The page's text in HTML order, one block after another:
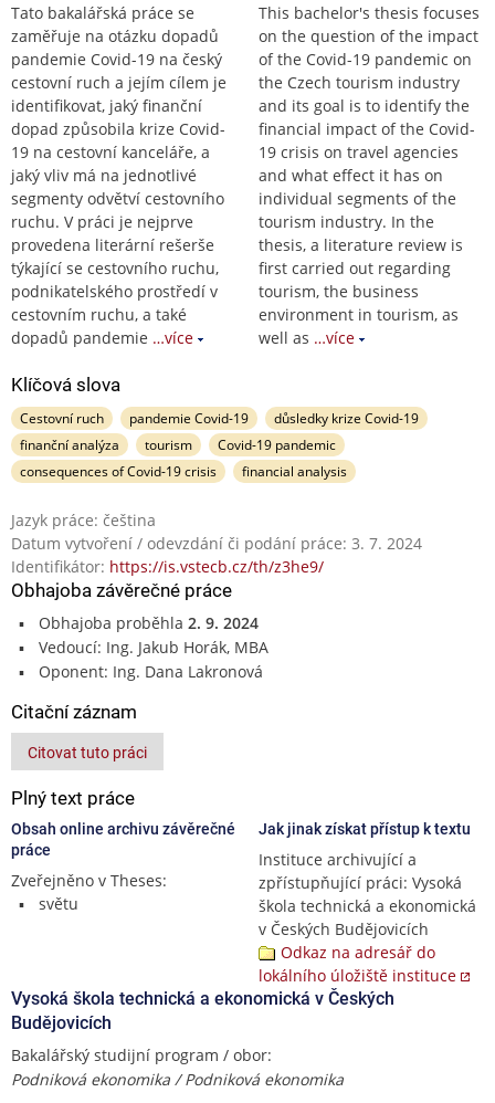
Tato bakalářská práce se
zaměřuje na otázku dopadů
pandemie Covid-19 na český
cestovní ruch a jejím cílem je
identifikovat, jaký finanční
dopad způsobila krize Covid-
19 na cestovní kanceláře, a
jaký vliv má na jednotlivé
segmenty odvětví cestovního
ruchu. V práci je nejprve
provedena literární rešerše
týkající se cestovního ruchu,
podnikatelského prostředí v
cestovním ruchu, a také
dopadů pandemie …více
This bachelor's thesis focuses
on the question of the impact
of the Covid-19 pandemic on
the Czech tourism industry
and its goal is to identify the
financial impact of the Covid-
19 crisis on travel agencies
and what effect it has on
individual segments of the
tourism industry. In the
thesis, a literature review is
first carried out regarding
tourism, the business
environment in tourism, as
well as …více
Klíčová slova
Cestovní ruch pandemie Covid-19
důsledky krize Covid-19
finanční analýza
tourism
Covid-19 pandemic
consequences of Covid-19 crisis
financial analysis
Jazyk práce: čeština
Datum vytvoření / odevzdání či podání práce: 3. 7. 2024
Identifikátor: https://is.vstecb.cz/th/z3he9/
Obhajoba závěrečné práce
Obhajoba proběhla 2. 9. 2024
Vedoucí: Ing. Jakub Horák, MBA
Oponent: Ing. Dana Lakronová
Citační záznam
Citovat tuto práci
Plný text práce
Obsah online archivu závěrečné
práce
Zveřejněno v Theses:
světu
Jak jinak získat přístup k textu
Instituce archivující a
zpřístupňující práci: Vysoká
škola technická a ekonomická
v Českých Budějovicích
Odkaz na adresář do
lokálního úložiště instituce
Vysoká škola technická a ekonomická v Českých
Budějovicích
Bakalářský studijní program / obor:
Podniková ekonomika / Podniková ekonomika